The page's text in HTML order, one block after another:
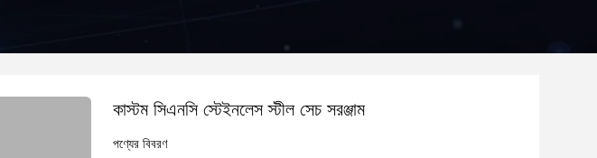
কাস্টম সিএনসি স্টেইনলেস স্টীল সেচ সরঞ্জাম
পণ্যের বিবরণ